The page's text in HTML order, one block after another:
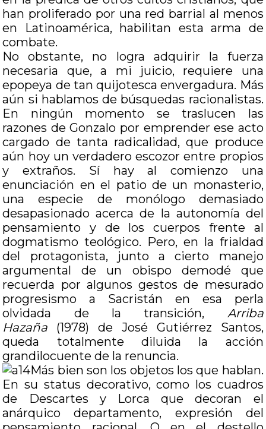
han proliferado por una red barrial al menos
en Latinoamérica, habilitan esta arma de
combate.
No obstante, no logra adquirir la fuerza
necesaria que, a mi juicio, requiere una
epopeya de tan quijotesca envergadura. Más
aún si hablamos de búsquedas racionalistas.
En ningún momento se traslucen las
razones de Gonzalo por emprender ese acto
cargado de tanta radicalidad, que produce
aún hoy un verdadero escozor entre propios
y extraños. Sí hay al comienzo una
enunciación en el patio de un monasterio,
una especie de monólogo demasiado
desapasionado acerca de la autonomía del
pensamiento y de los cuerpos frente al
dogmatismo teológico. Pero, en la frialdad
del protagonista, junto a cierto manejo
argumental de un obispo demodé que
recuerda por algunos gestos de mesurado
progresismo a Sacristán en esa perla
olvidada de la transición, Arriba
Hazaña (1978) de José Gutiérrez Santos,
queda totalmente diluida la acción
grandilocuente de la renuncia.
Más bien son los objetos los que hablan.
En su status decorativo, como los cuadros
de Descartes y Lorca que decoran el
anárquico departamento, expresión del